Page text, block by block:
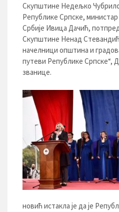
Скупштине Недељко
Републике Српске,
Србије Ивица Дачић,
Скупштине Ненад
начелници општина и
путеви Републике Српске“,
званице.
новић истакла је да је